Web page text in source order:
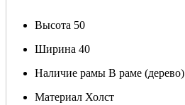
Высота 50
Ширина 40
Наличие рамы В раме (дерево)
Материал Холст